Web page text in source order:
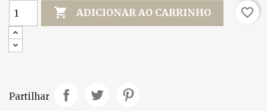
 ADICIONAR AO CARRINHO favorite_border
Partilhar